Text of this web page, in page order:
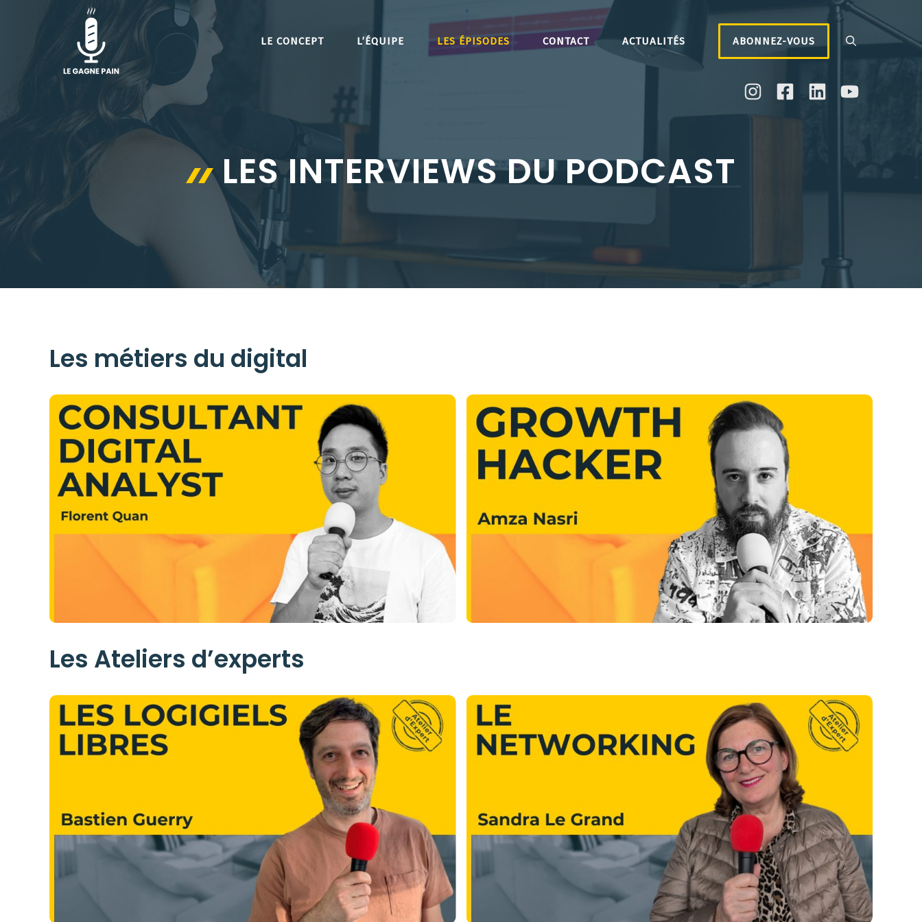
LE CONCEPT L’ÉQUIPE LES ÉPISODES CONTACT ACTUALITÉS ABONNEZ-VOUS
LES INTERVIEWS DU PODCAST
Les métiers du digital
Les Ateliers d’experts